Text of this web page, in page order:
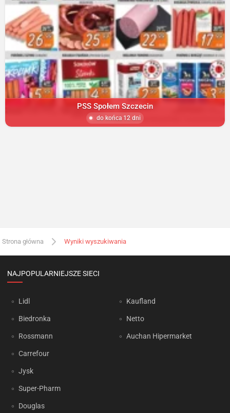
PSS Społem Szczecin
do końca 12 dni
Strona główna Wyniki wyszukiwania
NAJPOPULARNIEJSZE SIECI
Lidl
Biedronka
Rossmann
Carrefour
Jysk
Super-Pharm
Douglas
Kaufland
Netto
Auchan Hipermarket